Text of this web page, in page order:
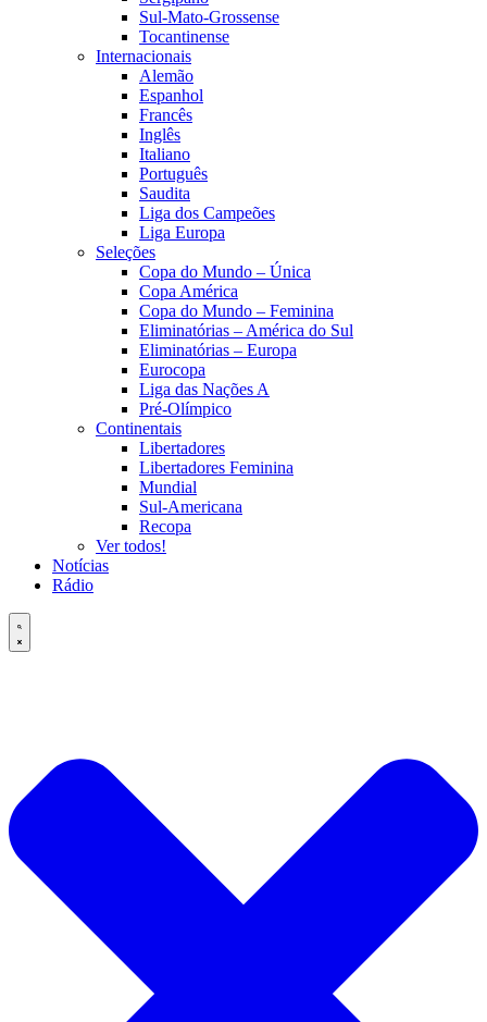
Sul-Mato-Grossense
Tocantinense
Internacionais
Alemão
Espanhol
Francês
Inglês
Italiano
Português
Saudita
Liga dos Campeões
Liga Europa
Seleções
Copa do Mundo – Única
Copa América
Copa do Mundo – Feminina
Eliminatórias – América do Sul
Eliminatórias – Europa
Eurocopa
Liga das Nações A
Pré-Olímpico
Continentais
Libertadores
Libertadores Feminina
Mundial
Sul-Americana
Recopa
Ver todos!
Notícias
Rádio